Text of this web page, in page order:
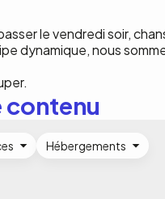
le vendredi soir,
dynamique, nous
contenu
Hébergements